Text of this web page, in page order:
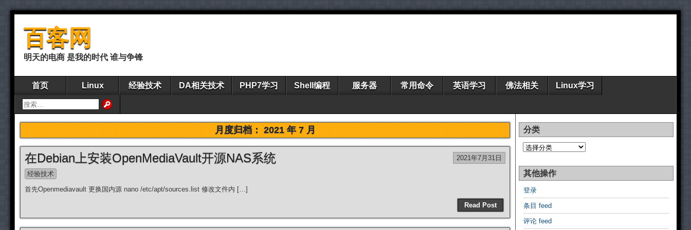
百客网
明天的电商 是我的时代 谁与争锋
首页 Linux 经验技术 DA相关技术 PHP7学习 Shell编程 服务器 常用命令 英语学习 佛法相关 Linux学习
月度归档：2021 年 7 月
在Debian上安装OpenMediaVault开源NAS系统 2021年7月31日
经验技术
首先Openmediavault 更换国内源 nano /etc/apt/sources.list 修改文件内 […]
Read Post
分类
分
类
其他操作
登录
条目 feed
评论 feed